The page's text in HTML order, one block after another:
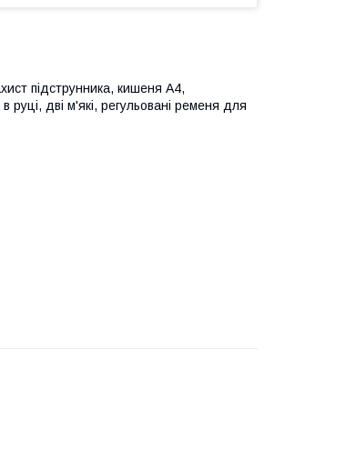
підструнника, кишеня А4,
руці, дві м'які, регульовані ременя для